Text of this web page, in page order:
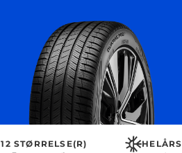
12 STØRRELSE(R) HELÅRS